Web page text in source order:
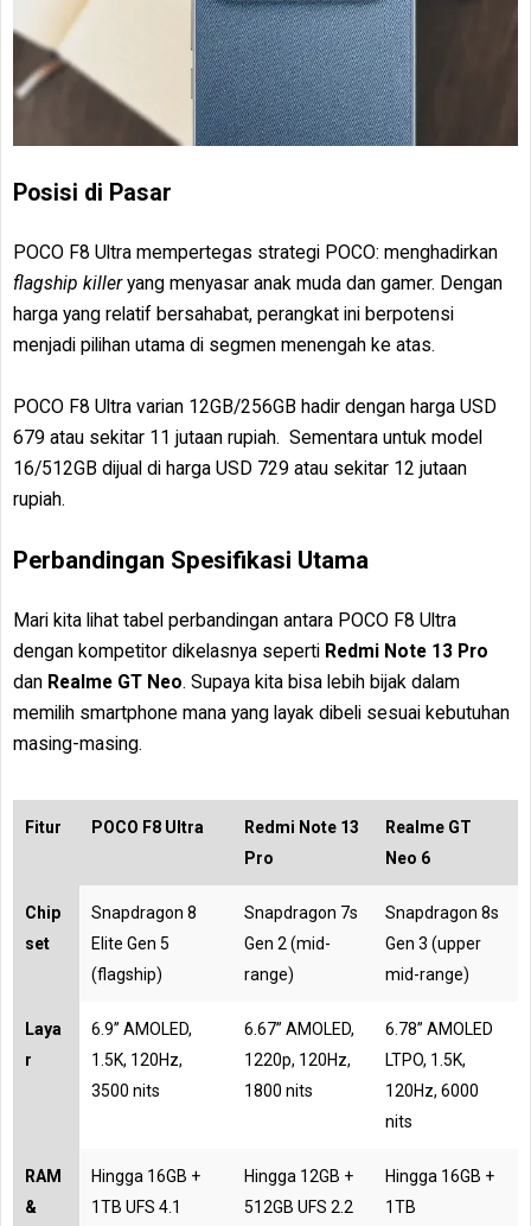
Posisi di Pasar
POCO F8 Ultra mempertegas strategi POCO: menghadirkan
flagship killeryang menyasar anak muda dan gamer. Dengan
harga yang relatif bersahabat, perangkat ini berpotensi
menjadi pilihan utama di segmen menengah ke atas.
POCO F8 Ultra varian 12GB/256GB hadir dengan harga USD
679 atau sekitar 11 jutaan rupiah. Sementara untuk model
16/512GB dijual di harga USD 729 atau sekitar 12 jutaan
rupiah.
Perbandingan Spesifikasi Utama
Mari kita lihat tabel perbandingan antara POCO F8 Ultra
dengan kompetitor dikelasnya seperti Redmi Note 13 Pro
dan Realme GT Neo. Supaya kita bisa lebih bijak dalam
memilih smartphone mana yang layak dibeli sesuai kebutuhan
masing-masing.
Fitur POCO F8 Ultra
Redmi Note 13
Pro
Realme GT
Neo 6
Chip
set
Snapdragon 8
Elite Gen 5
(flagship)
Snapdragon 7s
Gen 2 (mid-
range)
Snapdragon 8s
Gen 3 (upper
mid-range)
Laya
r
6.9” AMOLED,
1.5K, 120Hz,
3500 nits
6.67” AMOLED,
1220p, 120Hz,
1800 nits
6.78” AMOLED
LTPO, 1.5K,
120Hz, 6000
nits
RAM
&
Hingga 16GB +
1TB UFS 4.1
Hingga 12GB +
512GB UFS 2.2
Hingga 16GB +
1TB